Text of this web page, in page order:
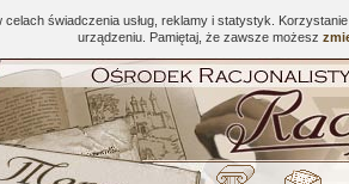
świadczenia usług, reklamy i statystyk.
urządzeniu. Pamiętaj, że zawsze możesz